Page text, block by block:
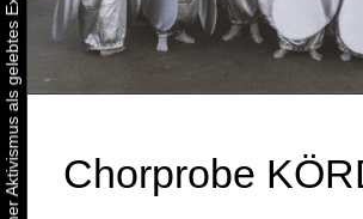
Chorprobe